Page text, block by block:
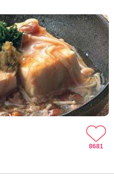
8681